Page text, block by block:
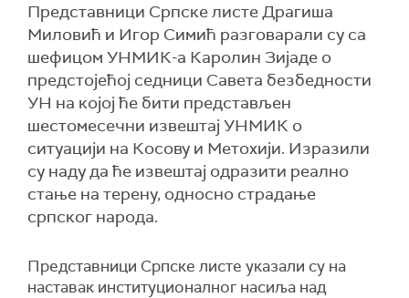
Представници Српске листе Драгиша
Миловић и Игор Симић разговарали су са
шефицом УНМИК-а Каролин Зијаде о
предстојећој седници Савета безбедности
УН на којој ће бити представљен
шестомесечни извештај УНМИК о
ситуацији на Косову и Метохији. Изразили
су наду да ће извештај одразити реално
стање на терену, односно страдање
српског народа.
Представници Српске листе указали су на
наставак институционалног насиља над